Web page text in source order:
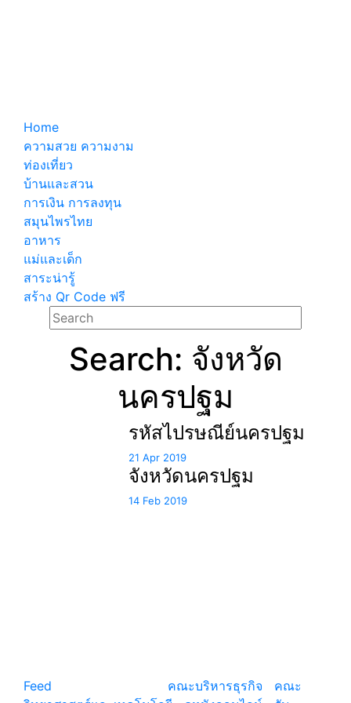
Home
ความสวย ความงาม
ท่องเที่ยว
บ้านและสวน
การเงิน การลงทุน
สมุนไพรไทย
อาหาร
แม่และเด็ก
สาระน่ารู้
สร้าง Qr Code ฟรี
Search: จังหวัด
นครปฐม
รหัสไปรษณีย์นครปฐม
21 Apr 2019
จังหวัดนครปฐม
14 Feb 2019
Feed
คณะบริหารธุรกิจ
คณะ